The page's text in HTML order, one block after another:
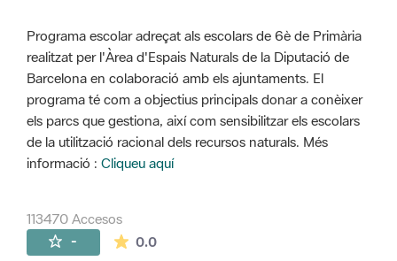
Programa escolar adreçat als escolars de 6è de Primària
realitzat per l'Àrea d'Espais Naturals de la Diputació de
Barcelona en colaboració amb els ajuntaments. El
programa té com a objectius principals donar a conèixer
els parcs que gestiona, així com sensibilitzar els escolars
de la utilització racional dels recursos naturals. Més
informació : Cliqueu aquí
113470 Accesos
- 0.0La valoración media es de 0 estrellas de